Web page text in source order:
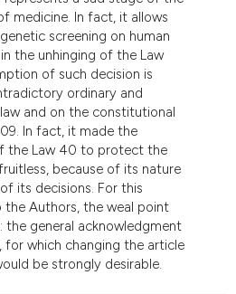
medicine. In fact, it allows
screening on human
the unhinging of the Law
of such decision is
ordinary and
and on the constitutional
In fact, it made the
the Law 40 to protect the
because of its nature
its decisions. For this
the Authors, the weal point
the general acknowledgment
which changing the article
be strongly desirable.